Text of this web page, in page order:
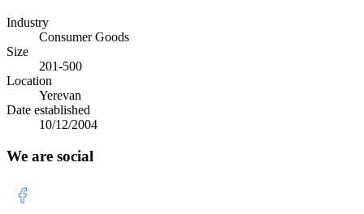
Industry
Consumer Goods
Size
201-500
Location
Yerevan
Date established
10/12/2004
We are social